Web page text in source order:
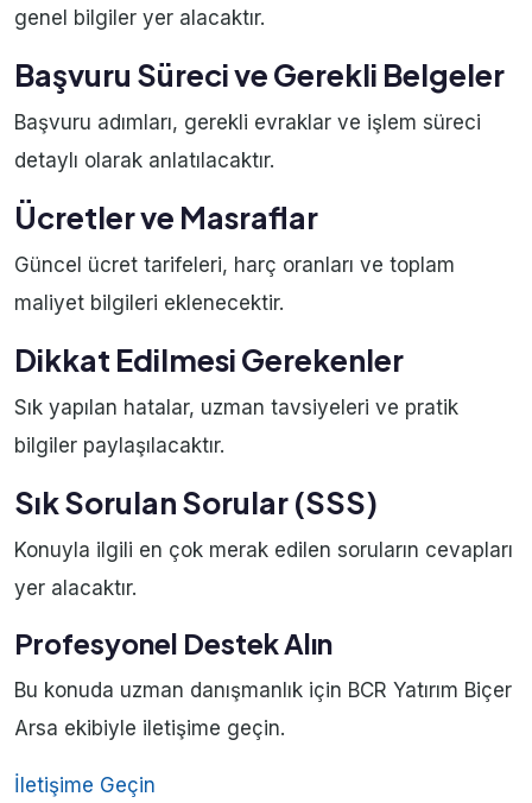
genel bilgiler yer alacaktır.
Başvuru Süreci ve Gerekli Belgeler
Başvuru adımları, gerekli evraklar ve işlem süreci
detaylı olarak anlatılacaktır.
Ücretler ve Masraflar
Güncel ücret tarifeleri, harç oranları ve toplam
maliyet bilgileri eklenecektir.
Dikkat Edilmesi Gerekenler
Sık yapılan hatalar, uzman tavsiyeleri ve pratik
bilgiler paylaşılacaktır.
Sık Sorulan Sorular (SSS)
Konuyla ilgili en çok merak edilen soruların cevapları
yer alacaktır.
Profesyonel Destek Alın
Bu konuda uzman danışmanlık için BCR Yatırım Biçer
Arsa ekibiyle iletişime geçin.
İletişime Geçin